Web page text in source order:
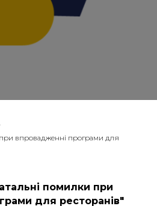
впровадженні програми для
помилки при
для ресторанів"